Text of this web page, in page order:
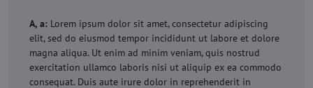
A, a: Lorem ipsum dolor sit amet, consectetur adipiscing
elit, sed do eiusmod tempor incididunt ut labore et dolore
magna aliqua. Ut enim ad minim veniam, quis nostrud
exercitation ullamco laboris nisi ut aliquip ex ea commodo
consequat. Duis aute irure dolor in reprehenderit in